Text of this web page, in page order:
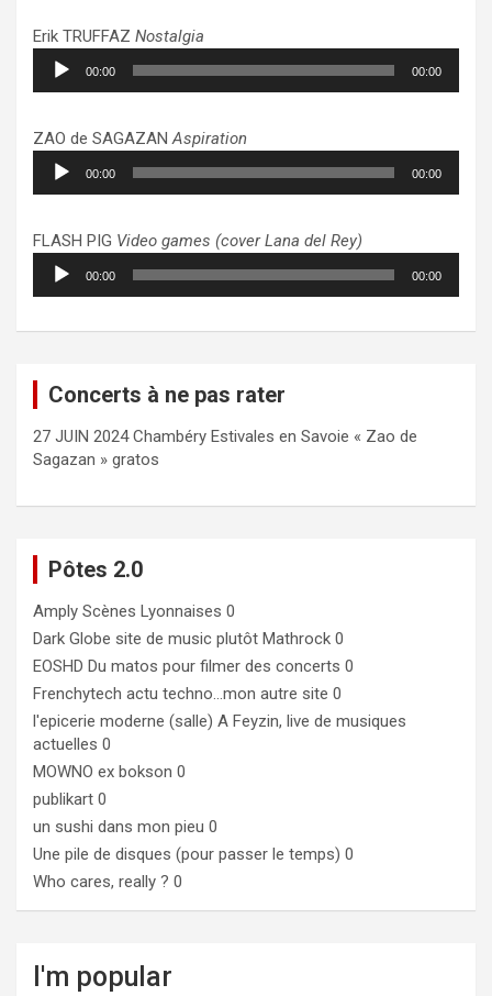
Erik TRUFFAZ Nostalgia
Lecteur
audio
00:00 00:00
ZAO de SAGAZANAspiration
Lecteur
audio
00:00 00:00
FLASH PIG Video games (cover Lana del Rey)
Lecteur
audio
00:00 00:00
Concerts à ne pas rater
27 JUIN 2024 Chambéry Estivales en Savoie « Zao de
Sagazan » gratos
Pôtes 2.0
Amply Scènes Lyonnaises 0
Dark Globe site de music plutôt Mathrock 0
EOSHD Du matos pour filmer des concerts 0
Frenchytech actu techno…mon autre site 0
l'epicerie moderne (salle) A Feyzin, live de musiques
actuelles 0
MOWNO ex bokson 0
publikart 0
un sushi dans mon pieu 0
Une pile de disques (pour passer le temps) 0
Who cares, really ? 0
I'm popular